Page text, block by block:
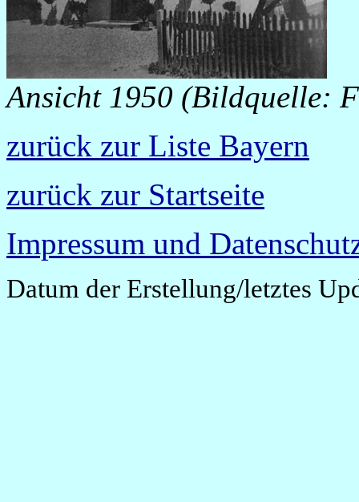
Ansicht 1950 (Bildquelle:
zurück zur Liste Bayern
zurück zur Startseite
Impressum und
Datum der Erstellung/letztes